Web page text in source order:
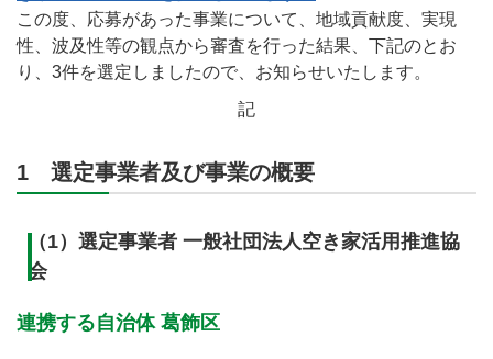
この度、応募があった事業について、地域貢献度、実現
性、波及性等の観点から審査を行った結果、下記のとお
り、3件を選定しましたので、お知らせいたします。
記
1 選定事業者及び事業の概要
（1）選定事業者 一般社団法人空き家活用推進協
会
連携する自治体 葛飾区